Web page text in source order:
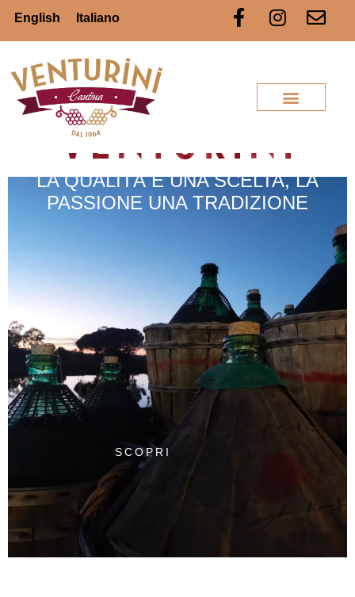
English Italiano
VENTURINI
LA QUALITÀ È UNA SCELTA, LA
PASSIONE UNA TRADIZIONE
SCOPRI